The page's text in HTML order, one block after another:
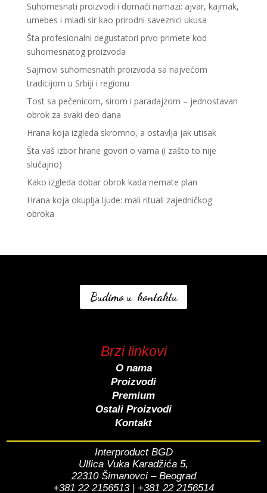
Suhomesnati proizvodi i domaći namazi: ajvar, kajmak,
urnebes i mladi sir kao prirodni saveznici ukusa
Šta profesionalni degustatori prvo primete kod
suhomesnatog proizvoda
Sajmovi suhomesnatih proizvoda sa najvećom
tradicijom u Srbiji i regionu
Tost sa pečenicom, sirom i paradajzom – jednostavan
obrok za svaki deo dana
Hrana koja izgleda skromno, a ostavlja jak utisak
Šta vaš izbor hrane govori o vama (i zašto to nije
slučajno)
Kako izgleda dobar obrok kada nemate plan
Hrana koja okuplja ljude: mali rituali zajedničkog
obroka
Budimo u kontaktu
Brzi linkovi
O nama
Proizvodi
Premium
Ostali Proizvodi
Kontakt
Interproduct BGD
Ullica Vuka Karadžića 5,
22310 Šimanovci – Beograd
+381 22 2156513 | +381 22 2156514